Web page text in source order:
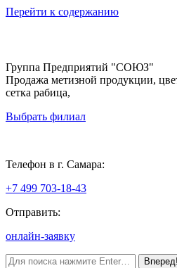
Перейти к содержанию
Группа Предприятий "СОЮЗ"
Продажа метизной продукции,
сетка рабица,
Выбрать филиал
Телефон в г. Самара:
+7 499 703-18-43
Отправить:
онлайн-заявку